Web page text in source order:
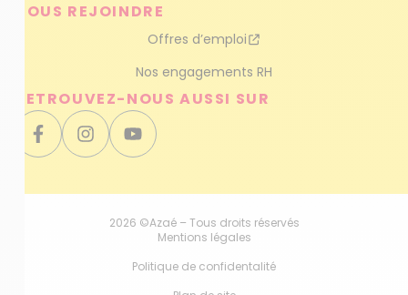
NOUS REJOINDRE
Offres d’emploi
Nos engagements RH
RETROUVEZ-NOUS AUSSI SUR
2026 ©Azaé – Tous droits réservés
Mentions légales
Politique de confidentalité